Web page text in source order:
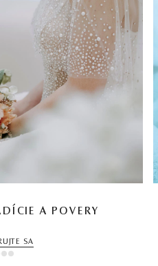
A POVERY
SA
2 3